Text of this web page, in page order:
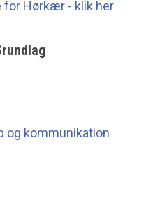
for Hørkær - klik her
og kommunikation